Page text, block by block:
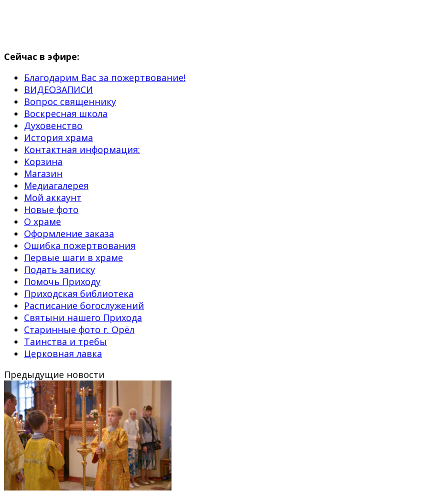
Сейчас в эфире:
Благодарим Вас за пожертвование!
ВИДЕОЗАПИСИ
Вопрос священнику
Воскресная школа
Духовенство
История храма
Контактная информация:
Корзина
Магазин
Медиагалерея
Мой аккаунт
Новые фото
О храме
Оформление заказа
Ошибка пожертвования
Первые шаги в храме
Подать записку
Помочь Приходу
Приходская библиотека
Расписание богослужений
Святыни нашего Прихода
Старинные фото г. Орёл
Таинства и требы
Церковная лавка
Предыдущие новости